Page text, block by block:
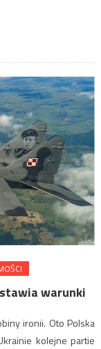
warunki
ironii. Oto Polska
kolejne partie